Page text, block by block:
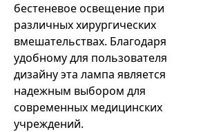
бестеневое освещение при
различных хирургических
вмешательствах. Благодаря
удобному для пользователя
дизайну эта лампа является
надежным выбором для
современных медицинских
учреждений.